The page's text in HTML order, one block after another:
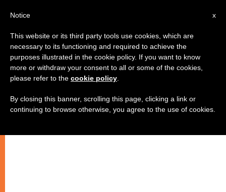
x
Notice
This website or its third party tools use cookies, which are
necessary to its functioning and required to achieve the
purposes illustrated in the cookie policy. If you want to know
more or withdraw your consent to all or some of the cookies,
please refer to the cookie policy
By closing this banner, scrolling this page, clicking a link or
continuing to browse otherwise, you agree to the use of cookies.